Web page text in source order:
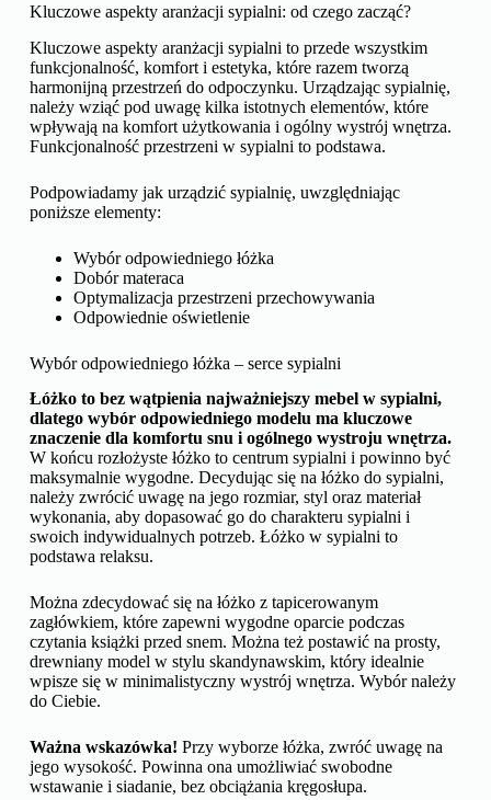
Kluczowe aspekty aranżacji sypialni: od czego zacząć?
Kluczowe aspekty aranżacji sypialni to przede wszystkim
funkcjonalność, komfort i estetyka, które razem tworzą
harmonijną przestrzeń do odpoczynku. Urządzając sypialnię,
należy wziąć pod uwagę kilka istotnych elementów, które
wpływają na komfort użytkowania i ogólny wystrój wnętrza.
Funkcjonalność przestrzeni w sypialni to podstawa.
Podpowiadamy jak urządzić sypialnię, uwzględniając
poniższe elementy:
Wybór odpowiedniego łóżka
Dobór materaca
Optymalizacja przestrzeni przechowywania
Odpowiednie oświetlenie
Wybór odpowiedniego łóżka – serce sypialni
Łóżko to bez wątpienia najważniejszy mebel w sypialni,
dlatego wybór odpowiedniego modelu ma kluczowe
znaczenie dla komfortu snu i ogólnego wystroju wnętrza.
W końcu rozłożyste łóżko to centrum sypialni i powinno być
maksymalnie wygodne. Decydując się na łóżko do sypialni,
należy zwrócić uwagę na jego rozmiar, styl oraz materiał
wykonania, aby dopasować go do charakteru sypialni i
swoich indywidualnych potrzeb. Łóżko w sypialni to
podstawa relaksu.
Można zdecydować się na łóżko z tapicerowanym
zagłówkiem, które zapewni wygodne oparcie podczas
czytania książki przed snem. Można też postawić na prosty,
drewniany model w stylu skandynawskim, który idealnie
wpisze się w minimalistyczny wystrój wnętrza. Wybór należy
do Ciebie.
Ważna wskazówka! Przy wyborze łóżka, zwróć uwagę na
jego wysokość. Powinna ona umożliwiać swobodne
wstawanie i siadanie, bez obciążania kręgosłupa.